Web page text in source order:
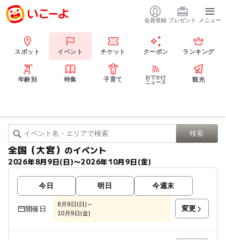
会員登録 プレゼント メニュー
スポット イベント チケット クーポン ランキング
年齢別 特集 子育て
おでかけ
ニュース
観光
全国（大宮）のイベント
2026年8月9日(日)〜2026年10月9日(金)
今日 明日 今週末
開催日
8月9日(日)～
10月9日(金)
変更